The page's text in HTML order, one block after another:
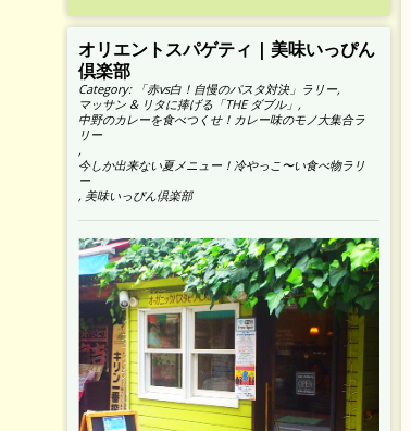
オリエントスパゲティ | 美味いっぴん
倶楽部
Category: 「赤vs白！自慢のパスタ対決」ラリー,
マッサン & リタに捧げる「THE ダブル」 ,
中野のカレーを食べつくせ！カレー味のモノ大集合ラ
リー
,
今しか出来ない夏メニュー！冷やっこ〜い食べ物ラリ
ー
, 美味いっぴん倶楽部